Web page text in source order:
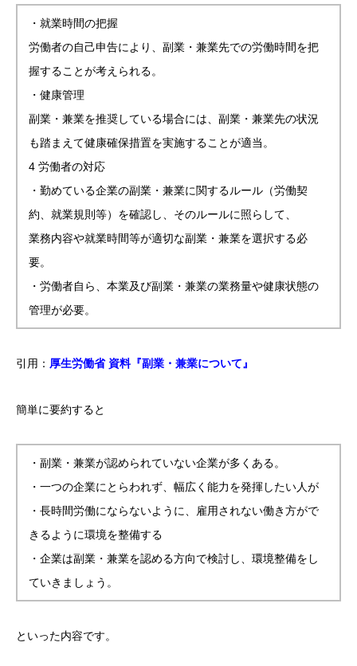
・就業時間の把握
労働者の自己申告により、副業・兼業先での労働時間を把
握することが考えられる。
・健康管理
副業・兼業を推奨している場合には、副業・兼業先の状況
も踏まえて健康確保措置を実施することが適当。
4 労働者の対応
・勤めている企業の副業・兼業に関するルール（労働契
約、就業規則等）を確認し、そのルールに照らして、
業務内容や就業時間等が適切な副業・兼業を選択する必
要。
・労働者自ら、本業及び副業・兼業の業務量や健康状態の
管理が必要。
引用： 厚生労働省 資料『副業・兼業について』
簡単に要約すると
・副業・兼業が認められていない企業が多くある。
・一つの企業にとらわれず、幅広く能力を発揮したい人が
・長時間労働にならないように、雇用されない働き方がで
きるように環境を整備する
・企業は副業・兼業を認める方向で検討し、環境整備をし
ていきましょう。
といった内容です。